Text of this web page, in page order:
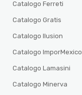
Catalogo Ferreti
Catalogo Gratis
Catalogo Ilusion
Catalogo ImporMexico
Catalogo Lamasini
Catalogo Minerva